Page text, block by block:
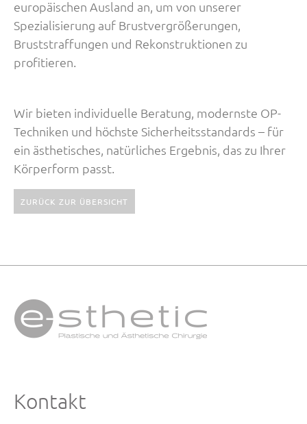
europäischen Ausland an, um von unserer
Spezialisierung auf Brustvergrößerungen,
Bruststraffungen und Rekonstruktionen zu
profitieren.
Wir bieten individuelle Beratung, modernste OP-
Techniken und höchste Sicherheitsstandards – für
ein ästhetisches, natürliches Ergebnis, das zu Ihrer
Körperform passt.
ZURÜCK ZUR ÜBERSICHT
Kontakt